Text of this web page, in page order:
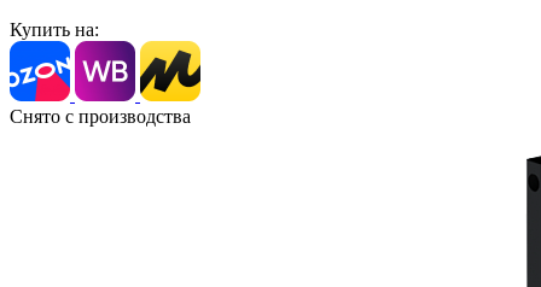
Купить на:
Снято с производства